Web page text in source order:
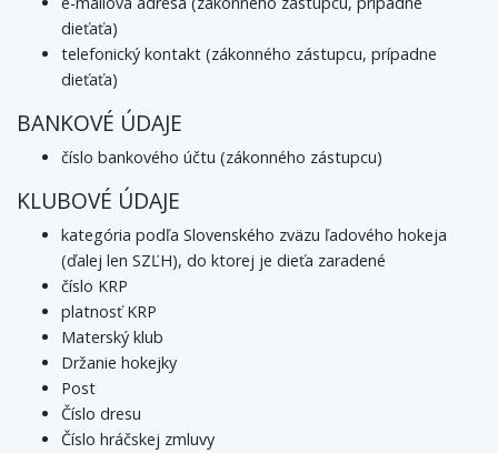
dieťaťa)
telefonický kontakt (zákonného zástupcu, prípadne
dieťaťa)
BANKOVÉ ÚDAJE
číslo bankového účtu (zákonného zástupcu)
KLUBOVÉ ÚDAJE
kategória podľa Slovenského zväzu ľadového hokeja
(ďalej len SZĽH), do ktorej je dieťa zaradené
číslo KRP
platnosť KRP
Materský klub
Držanie hokejky
Post
Číslo dresu
Číslo hráčskej zmluvy